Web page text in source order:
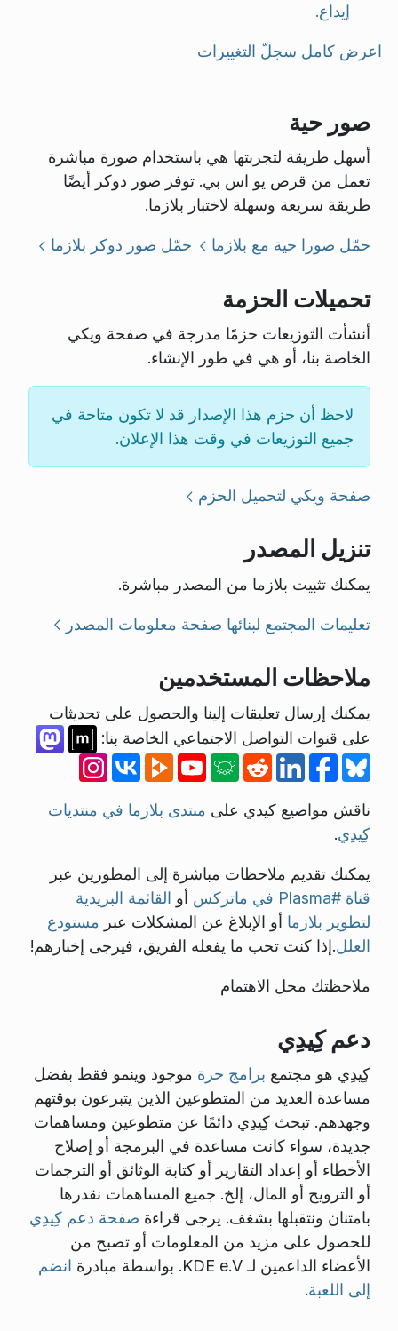
إيداع.
اعرض كامل سجلّ التغييرات
صور حية
أسهل طريقة لتجربتها هي باستخدام صورة مباشرة
تعمل من قرص يو اس بي. توفر صور دوكر أيضًا
طريقة سريعة وسهلة لاختبار بلازما.
حمّل صورا حية مع بلازما حمّل صور دوكر بلازما
تحميلات الحزمة
أنشأت التوزيعات حزمًا مدرجة في صفحة ويكي
الخاصة بنا، أو هي في طور الإنشاء.
لاحظ أن حزم هذا الإصدار قد لا تكون متاحة في
جميع التوزيعات في وقت هذا الإعلان.
صفحة ويكي لتحميل الحزم
تنزيل المصدر
يمكنك تثبيت بلازما من المصدر مباشرة.
تعليمات المجتمع لبنائها صفحة معلومات المصدر
ملاحظات المستخدمين
يمكنك إرسال تعليقات إلينا والحصول على تحديثات
على قنوات التواصل الاجتماعي الخاصة بنا:
ناقش مواضيع كيدي على منتدى بلازما في منتديات
كِيدِي.
يمكنك تقديم ملاحظات مباشرة إلى المطورين عبر
قناة #Plasma في ماتركس
أو القائمة البريدية
لتطوير بلازما أو الإبلاغ عن المشكلات عبر مستودع
العلل.إذا كنت تحب ما يفعله الفريق، فيرجى إخبارهم!
ملاحظتك محل الاهتمام
دعم كِيدِي
كِيدِي هو مجتمع برامج حرة موجود وينمو فقط بفضل
مساعدة العديد من المتطوعين الذين يتبرعون بوقتهم
وجهدهم. تبحث كِيدِي دائمًا عن متطوعين ومساهمات
جديدة، سواء كانت مساعدة في البرمجة أو إصلاح
الأخطاء أو إعداد التقارير أو كتابة الوثائق أو الترجمات
أو الترويج أو المال، إلخ. جميع المساهمات نقدرها
بامتنان ونتقبلها بشغف. يرجى قراءة صفحة دعم كِيدِي
للحصول على مزيد من المعلومات أو تصبح من
الأعضاء الداعمين لـ KDE e.V. بواسطة مبادرة
انضم
إلى اللعبة.